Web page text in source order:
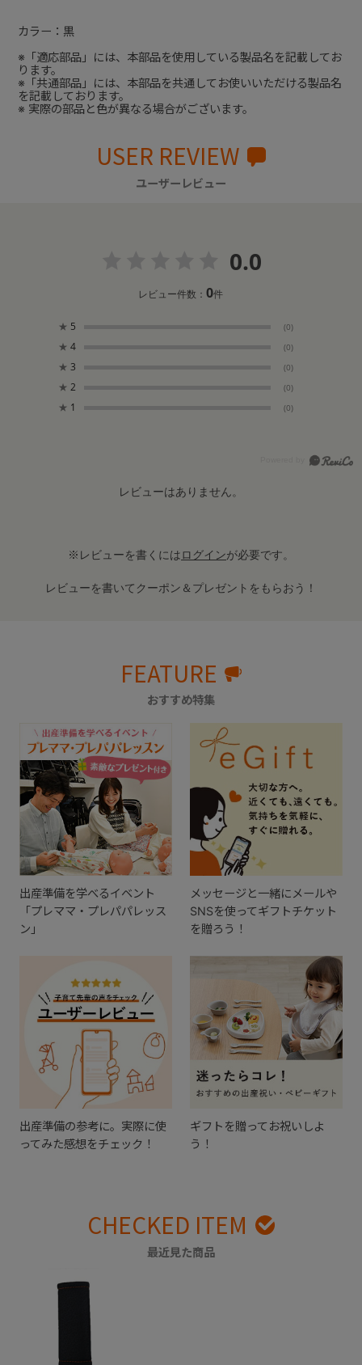
カラー：黒
※「適応部品」には、本部品を使用している製品名を記載してお
ります。
※「共通部品」には、本部品を共通してお使いいただける製品名
を記載しております。
※ 実際の部品と色が異なる場合がございます。
USER REVIEW
ユーザーレビュー
0.0
レビュー件数：0件
★ 5 (0)
★ 4 (0)
★ 3 (0)
★ 2 (0)
★ 1 (0)
レビューはありません。
※レビューを書くにはログインが必要です。
レビューを書いてクーポン＆プレゼントをもらおう！
FEATURE
おすすめ特集
出産準備を学べるイベント
「プレママ・プレパパレッス
ン」
メッセージと一緒にメールや
SNSを使ってギフトチケット
を贈ろう！
出産準備の参考に。実際に使
ってみた感想をチェック！
ギフトを贈ってお祝いしよ
う！
CHECKED ITEM
最近見た商品